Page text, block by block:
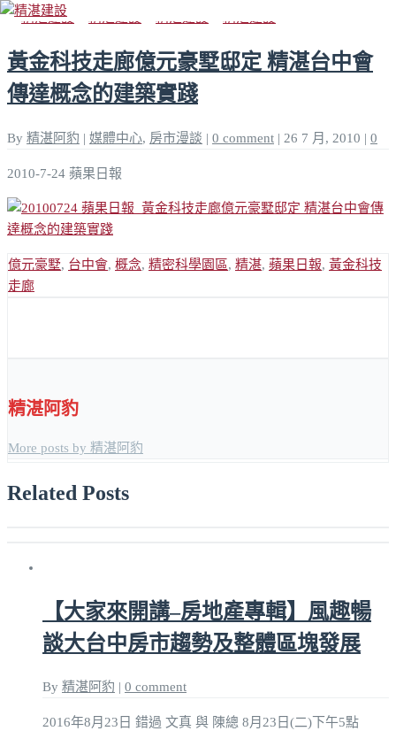
黃金科技走廊億元豪墅邸定 精湛台中會
傳達概念的建築實踐
By 精湛阿豹 | 媒體中心, 房市漫談 | 0 comment | 26 7 月, 2010 | 0
2010-7-24 蘋果日報
億元豪墅, 台中會, 概念, 精密科學園區, 精湛, 蘋果日報, 黃金科技
走廊
精湛阿豹
More posts by 精湛阿豹
Related Posts
【大家來開講–房地產專輯】風趣暢
談大台中房市趨勢及整體區塊發展
By 精湛阿豹 | 0 comment
2016年8月23日 錯過 文真 與 陳總 8月23日(二)下午5點